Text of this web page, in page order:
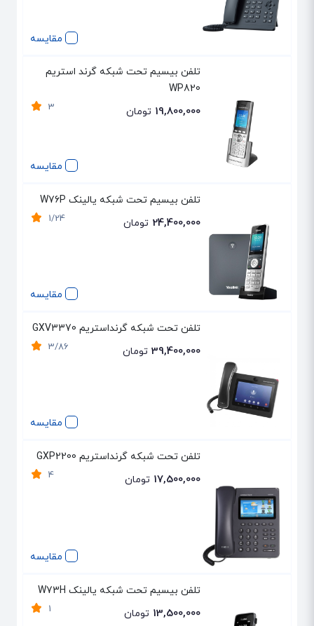
مقایسه
مقایسه
تلفن بیسیم تحت شبکه گرند استریم
WP820
3 19,800,000 تومان
مقایسه
تلفن بیسیم تحت شبکه یالینک W76P
1/24 24,400,000 تومان
مقایسه
تلفن تحت شبکه گرنداستریم GXV3370
3/86 39,400,000 تومان
مقایسه
تلفن تحت شبکه گرنداستریم GXP2200
4 17,500,000 تومان
تلفن بیسیم تحت شبکه یالینک W73H
1 13,500,000 تومان